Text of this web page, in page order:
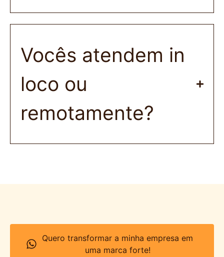
Vocês atendem in
loco ou
remotamente?
Quero transformar a minha empresa em
uma marca forte!